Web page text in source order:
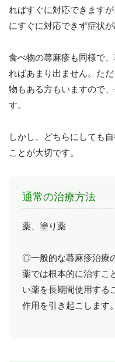
ればすぐに対応できます
にすぐに対応できず症状が
食べ物の蕁麻疹も同様で
ればあまり出ません。た
物もある方もいますので
す。
しかし、どちらにしても
ことが大切です。
通常の治療方法
薬、塗り薬
◎一般的な蕁麻疹治療
薬では根本的に治すこ
い薬を長期間使用する
作用を引き起こします。